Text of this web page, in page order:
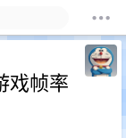
戏帧率